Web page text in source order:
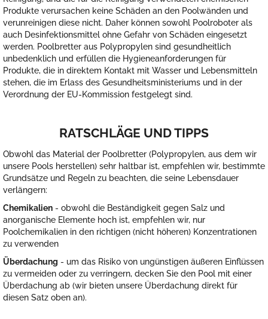
Produkte verursachen keine Schäden an den Poolwänden und
verunreinigen diese nicht. Daher können sowohl Poolroboter als
auch Desinfektionsmittel ohne Gefahr von Schäden eingesetzt
werden. Poolbretter aus Polypropylen sind gesundheitlich
unbedenklich und erfüllen die Hygieneanforderungen für
Produkte, die in direktem Kontakt mit Wasser und Lebensmitteln
stehen, die im Erlass des Gesundheitsministeriums und in der
Verordnung der EU-Kommission festgelegt sind.
RATSCHLÄGE UND TIPPS
Obwohl das Material der Poolbretter (Polypropylen, aus dem wir
unsere Pools herstellen) sehr haltbar ist, empfehlen wir, bestimmte
Grundsätze und Regeln zu beachten, die seine Lebensdauer
verlängern:
Chemikalien - obwohl die Beständigkeit gegen Salz und
anorganische Elemente hoch ist, empfehlen wir, nur
Poolchemikalien in den richtigen (nicht höheren) Konzentrationen
zu verwenden
Überdachung - um das Risiko von ungünstigen äußeren Einflüssen
zu vermeiden oder zu verringern, decken Sie den Pool mit einer
Überdachung ab (wir bieten unsere Überdachung direkt für
diesen Satz oben an).